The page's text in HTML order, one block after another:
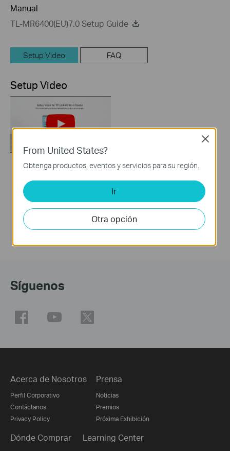
Manual
TL-MR6400(EU)7.0 Setup Guide
Setup Video FAQ
Setup Video
Link 4G WiFi Router
Síguenos
Acerca de Nosotros
Perfil Corporativo
Contáctanos
Privacy Policy
Prensa
Noticias
Premios
Próxima Exhibición
Dónde Comprar Learning Center
From United States?
Obtenga productos, eventos y servicios para su región.
Ir
Otra opción
Close